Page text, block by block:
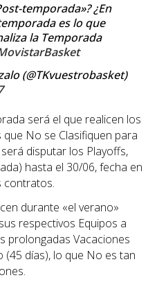
temporada»? ¿En
es lo que
la Temporada
(@TKvuestrobasket)
será el que realicen los
que No se Clasifiquen para
disputar los Playoffs,
hasta el 30/06, fecha en
contratos.
durante «el verano»
respectivos Equipos a
prolongadas Vacaciones
(45 días), lo que No es tan